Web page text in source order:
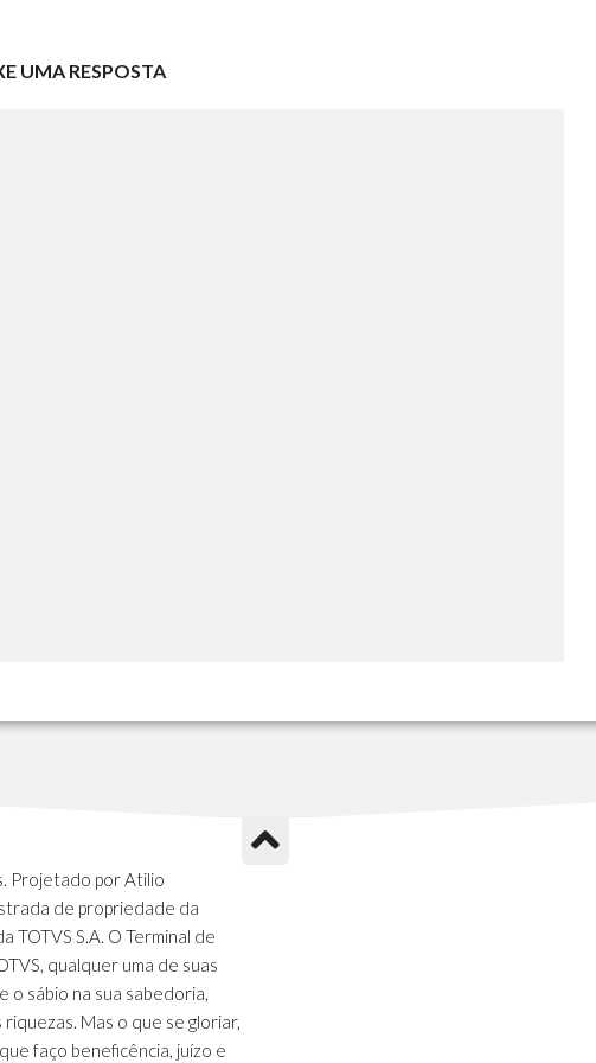
UMA RESPOSTA
Projetado por Atilio
de propriedade da
TOTVS S.A. O Terminal de
qualquer uma de suas
o sábio na sua sabedoria,
Mas o que se gloriar,
faço beneficência, juízo e